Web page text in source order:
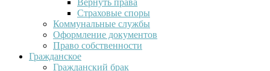
Вернуть права
Страховые споры
Коммунальные службы
Оформление документов
Право собственности
Гражданское
Гражданский брак